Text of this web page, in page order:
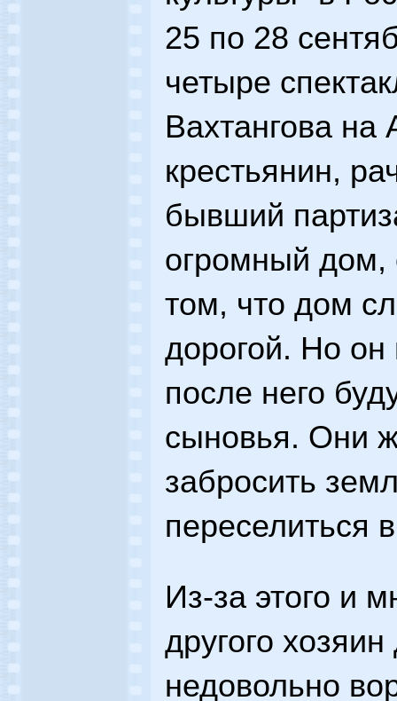
25 по 28
четыре
Вахтангова на
крестьянин,
бывший
огромный дом,
том, что дом
дорогой. Но он
после него
сыновья. Они
забросить
переселиться
Из-за этого и
другого
недовольно